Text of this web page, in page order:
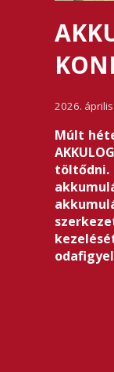
2026.
Múlt